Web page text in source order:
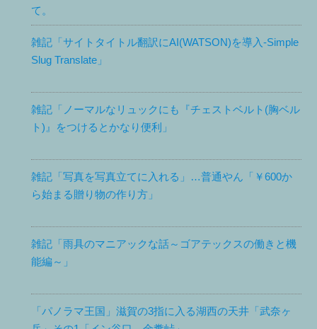
て。
雑記「サイトタイトル翻訳にAI(WATSON)を導入-Simple
Slug Translate」
雑記「ノーマルなリュックにも『チェストベルト(胸ベル
ト)』をつけるとかなり便利」
雑記「写真を写真立てに入れる」…普通やん「￥600か
ら始まる贈り物の作り方」
雑記「雨具のマニアックな話～ゴアテックスの働きと機
能編～」
「パノラマ王国」滋賀の3指に入る湖西の天井「武奈ヶ